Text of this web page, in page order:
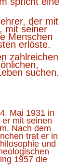
der mit
mit seiner
Menschen
erlöste.
zahlreichen
suchen.
Mai 1931 in
mit seinen
Nach dem
trat er in
und
1957 die